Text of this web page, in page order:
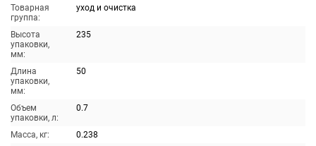
Товарная
группа:
уход и очистка
Высота
упаковки,
мм:
235
Длина
упаковки,
мм:
50
Объем
упаковки, л:
0.7
Масса, кг:
0.238